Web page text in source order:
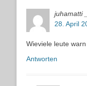
juhamatti
28. April
Wieviele leute
Antworten